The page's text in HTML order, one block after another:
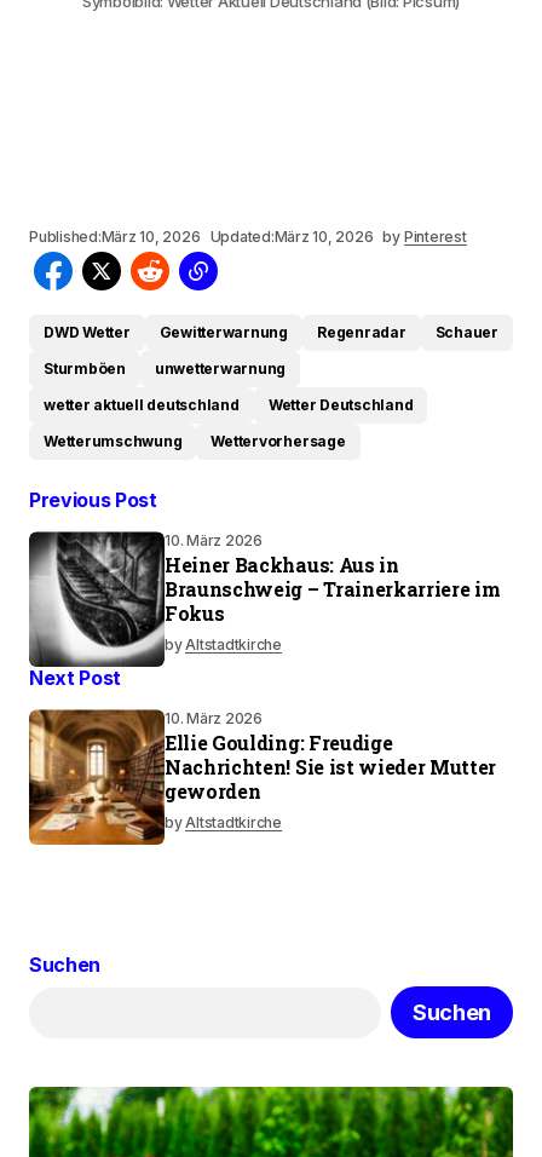
Published:März 10, 2026 Updated:März 10, 2026 by Pinterest
DWD Wetter Gewitterwarnung Regenradar
Schauer
Sturmböen
unwetterwarnung
wetter aktuell deutschland
Wetter Deutschland
Wetterumschwung
Wettervorhersage
Previous Post
10. März 2026
Heiner Backhaus: Aus in
Braunschweig – Trainerkarriere im
Fokus
byAltstadtkirche
Next Post
10. März 2026
Ellie Goulding: Freudige
Nachrichten! Sie ist wieder Mutter
geworden
byAltstadtkirche
Suchen
Suchen